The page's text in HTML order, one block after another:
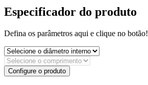
Especificador do produto
Defina os parâmetros aqui e clique no botão!
Configure o produto